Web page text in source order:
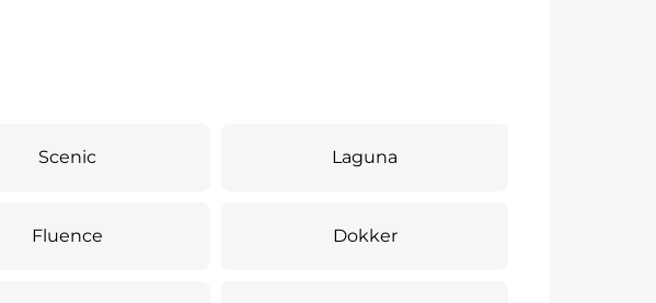
Scenic Laguna
Fluence Dokker